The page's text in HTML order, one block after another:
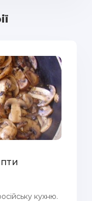
кухню.